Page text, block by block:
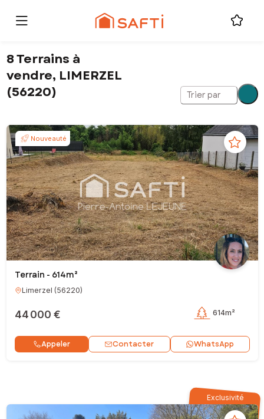
8 Terrains à
vendre, LIMERZEL
(56220)
Trier par
Nouveauté
Terrain - 614m²
Limerzel (56220)
44 000 € 614m²
Appeler Contacter WhatsApp
Exclusivité